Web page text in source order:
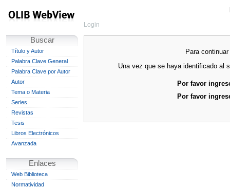
Buscar
Título y Autor
Palabra Clave General
Palabra Clave por Autor
Autor
Tema o Materia
Series
Revistas
Tesis
Libros Electrónicos
Avanzada
Enlaces
Web Biblioteca
Normatividad
Login
Para
Una vez que se haya identificado al
Por favor
Por favor